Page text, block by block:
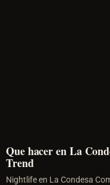
Que hacer en La
Trend
Nightlife en La Condesa